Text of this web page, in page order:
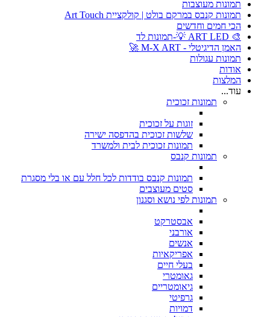
תמונות מעוצבות
תמונות קנבס במרקם בולט | קולקציית Art Touch
הכי חמים וחדשים
🎨 ART LED 💡-תמונות לד
האמן הדיגיטלי - M-X ART 🚀
תמונות עגולות
אודות
המלצות
עוד...
תמונות זכוכית
זוגות על זכוכית
שלשות זכוכית בהדפסה ישירה
תמונות זכוכית לבית ולמשרד
תמונות קנבס
תמונות קנבס בודדות לכל חלל עם או בלי מסגרת
סטים מעוצבים
תמונות לפי נושא וסגנון
אבסטרקט
אורבני
אנשים
אפריקאיות
בעלי חיים
גאומטרי
גיאומטריים
גרפיטי
דמויות